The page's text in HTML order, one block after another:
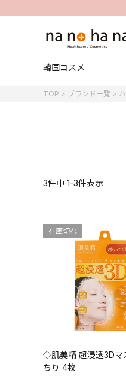
韓国コスメ
TOP ブランド一覧
3件中 1-3件表示
◇肌美精 超浸透3Dマ
ちり 4枚
在庫切れ